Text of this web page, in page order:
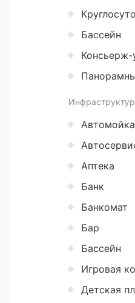
Бассейн
Консьерж-
Автомойка
Аптека
Банк
Банкомат
Бар
Бассейн
Игровая
Детская